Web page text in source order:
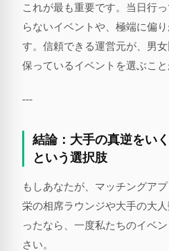
これが最も重要です。当日行
らないイベントや、極端に偏
す。信頼できる運営元が、男
保っているイベントを選ぶこと
---
結論：大手の真逆をい
という選択肢
もしあなたが、マッチングア
栄の相席ラウンジや大手の大
ったなら、一度私たちのイベ
さい。